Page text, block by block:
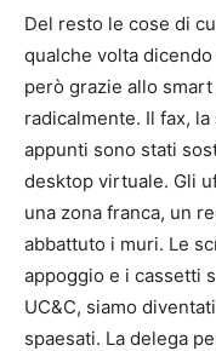
Del resto le cose di
qualche volta
però grazie allo
radicalmente. Il fax,
appunti sono stati
desktop virtuale. Gli
una zona franca, un
abbattuto i muri. Le
appoggio e i cassetti
UC&C, siamo
spaesati. La delega